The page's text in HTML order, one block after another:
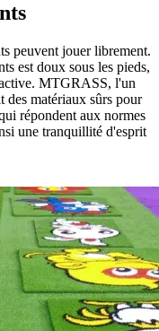
peuvent jouer librement.
est doux sous les pieds,
MTGRASS, l'un
des matériaux sûrs pour
répondent aux normes
une tranquillité d'esprit